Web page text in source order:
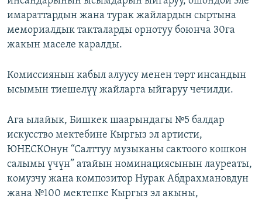
имараттардын жана турак жайлардын сыртына
мемориалдык такталарды орнотуу боюнча 30га
жакын маселе каралды.
Комиссиянын кабыл алуусу менен төрт инсандын
ысымын тиешелүү жайларга ыйгаруу чечилди.
Ага ылайык, Бишкек шаарындагы №5 балдар
искусство мектебине Кыргыз эл артисти,
ЮНЕСКОнун “Салттуу музыканы сактоого кошкон
салымы үчүн” атайын номинациясынын лауреаты,
комузчу жана композитор Нурак Абдрахмановдун
жана №100 мектепке Кыргыз эл акыны,